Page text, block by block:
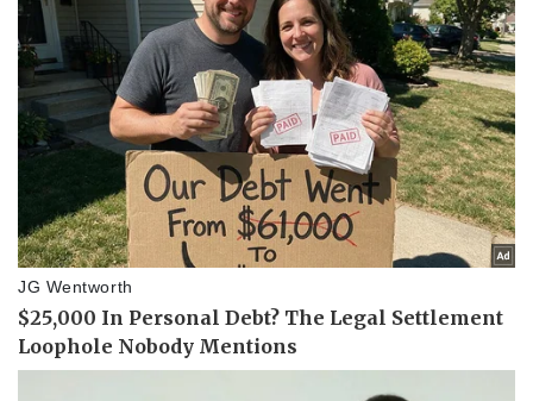
Lịch thi đấu bóng đá
Thế giới thể thao
eSports
Hậu trường
Xe máy
Tư vấn